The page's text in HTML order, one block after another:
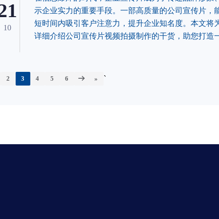
10
示企业实力的重要手段。一部高质量的公司宣传片，
短时间内吸引客户注意力，提升企业知名度。本文将
详细介绍公司宣传片视频拍摄制作的干货，助您打造
2 3 4 5 6 » `